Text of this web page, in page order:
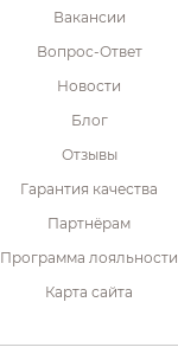
Вакансии
Вопрос-Ответ
Новости
Блог
Отзывы
Гарантия качества
Партнёрам
Программа лояльности
Карта сайта